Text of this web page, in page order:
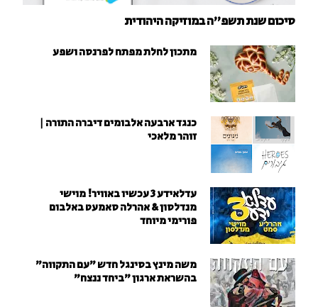
סיכום שנת תשפ"ה במוזיקה היהודית
מתכון לחלת מפתח לפרנסה ושפע
כנגד ארבעה אלבומים דיברה התורה |
זוהר מלאכי
עדלאידע 3 עכשיו באוויר! מוישי
מנדלסון & אהרלה סאמעט באלבום
פורימי מיוחד
משה מינץ בסינגל חדש ״עם התקווה״
בהשראת ארגון "ביחד ננצח"